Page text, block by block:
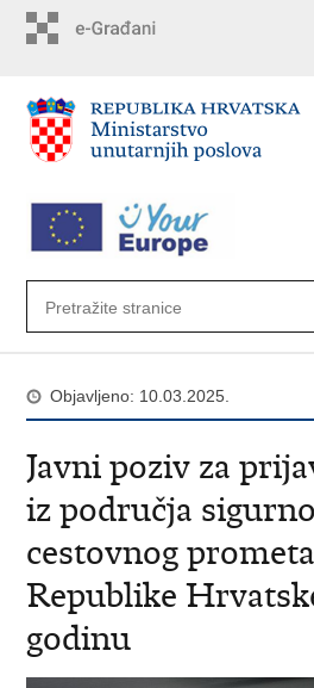
Objavljeno: 10.03.2025.
Javni poziv za
iz područja
cestovnog
Republike
godinu